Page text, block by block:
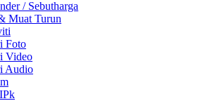
/ Sebutharga
Muat Turun
Foto
Video
Audio